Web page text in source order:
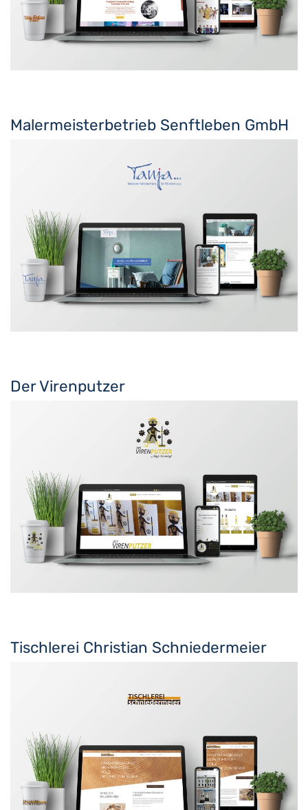
Malermeisterbetrieb Senftleben GmbH
Der Virenputzer
Tischlerei Christian Schniedermeier